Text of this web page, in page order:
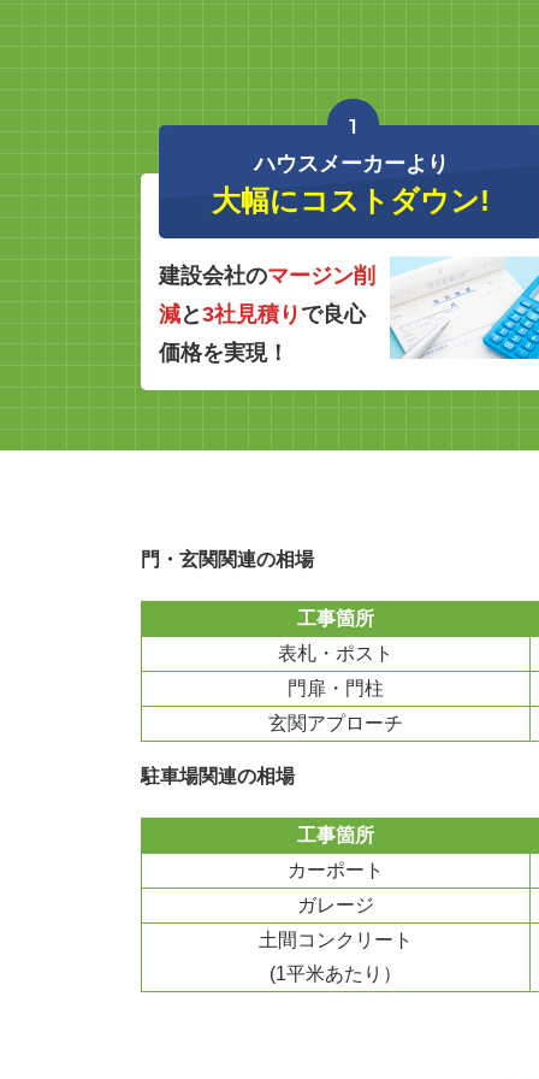
1
ハウスメーカーより
大幅にコストダウン!
建設会社のマージン削
減と3社見積り で良心
価格を実現！
門・玄関関連の相場
工事箇所
表札・ポスト
門扉・門柱
玄関アプローチ
駐車場関連の相場
工事箇所
カーポート
ガレージ
土間コンクリート
(1平米あたり）